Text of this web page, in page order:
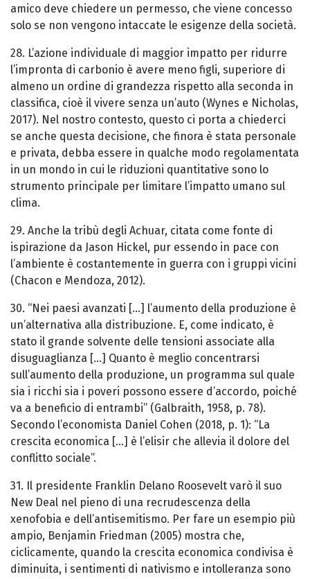
amico deve chiedere un permesso, che viene concesso
solo se non vengono intaccate le esigenze della società.
28. L’azione individuale di maggior impatto per ridurre
l’impronta di carbonio è avere meno figli, superiore di
almeno un ordine di grandezza rispetto alla seconda in
classifica, cioè il vivere senza un’auto (Wynes e Nicholas,
2017). Nel nostro contesto, questo ci porta a chiederci
se anche questa decisione, che finora è stata personale
e privata, debba essere in qualche modo regolamentata
in un mondo in cui le riduzioni quantitative sono lo
strumento principale per limitare l’impatto umano sul
clima.
29. Anche la tribù degli Achuar, citata come fonte di
ispirazione da Jason Hickel, pur essendo in pace con
l’ambiente è costantemente in guerra con i gruppi vicini
(Chacon e Mendoza, 2012).
30. “Nei paesi avanzati [...] l’aumento della produzione è
un’alternativa alla distribuzione. E, come indicato, è
stato il grande solvente delle tensioni associate alla
disuguaglianza [...] Quanto è meglio concentrarsi
sull’aumento della produzione, un programma sul quale
sia i ricchi sia i poveri possono essere d’accordo, poiché
va a beneficio di entrambi” (Galbraith, 1958, p. 78).
Secondo l’economista Daniel Cohen (2018, p. 1): “La
crescita economica [...] è l’elisir che allevia il dolore del
conflitto sociale”.
31. Il presidente Franklin Delano Roosevelt varò il suo
New Deal nel pieno di una recrudescenza della
xenofobia e dell’antisemitismo. Per fare un esempio più
ampio, Benjamin Friedman (2005) mostra che,
ciclicamente, quando la crescita economica condivisa è
diminuita, i sentimenti di nativismo e intolleranza sono